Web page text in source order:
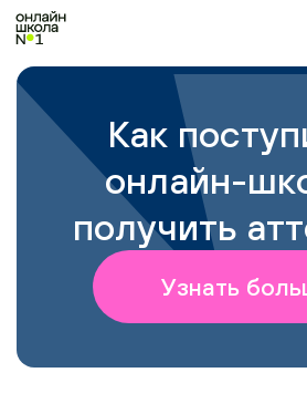
корректной работы попробуйте
Как
онлайн-
получить
Узнать